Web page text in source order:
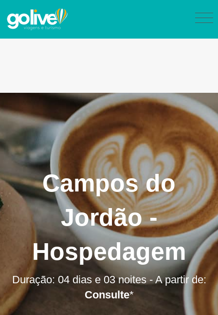
Campos do
Jordão -
Hospedagem
Duração: 04 dias e 03 noites - A partir de:
Consulte*